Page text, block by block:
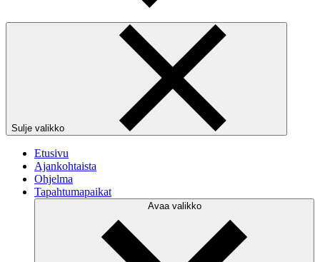
Sulje valikko
Etusivu
Ajankohtaista
Ohjelma
Tapahtumapaikat
Avaa valikko